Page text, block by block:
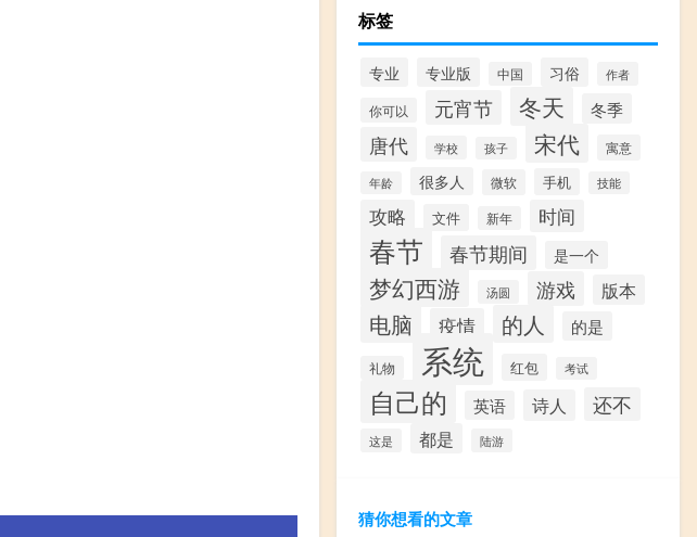
标签
专业 专业版 中国 习俗 作者
你可以 元宵节 冬天 冬季
唐代 学校 孩子 宋代 寓意
年龄 很多人 微软 手机 技能
攻略 文件 新年 时间
春节 春节期间 是一个
梦幻西游 汤圆 游戏 版本
电脑 疫情 的人 的是
礼物 系统 红包 考试
自己的 英语 诗人 还不
这是 都是 陆游
猜你想看的文章